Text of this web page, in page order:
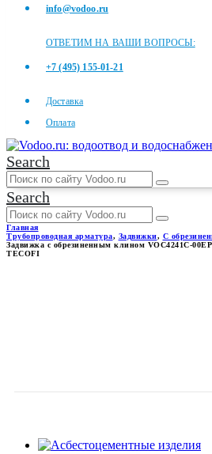
info@vodoo.ru
ОТВЕТИМ НА ВАШИ ВОПРОСЫ:
+7 (495) 155-01-21
Доставка
Оплата
Search
Search
Главная
Трубопроводная арматура, Задвижки, С
Задвижка с обрезиненным клином VOC4241C-
TECOFI